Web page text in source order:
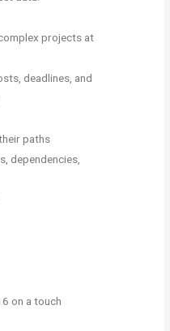
projects at
deadlines, and
paths
dependencies,
on a touch